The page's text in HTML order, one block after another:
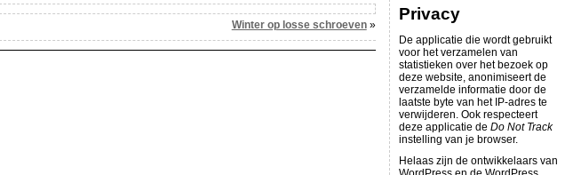
Winter op losse schroeven»
Privacy
De applicatie die wordt gebruikt
voor het verzamelen van
statistieken over het bezoek op
deze website, anonimiseert de
verzamelde informatie door de
laatste byte van het IP-adres te
verwijderen. Ook respecteert
deze applicatie de Do Not Track
instelling van je browser.
Helaas zijn de ontwikkelaars van